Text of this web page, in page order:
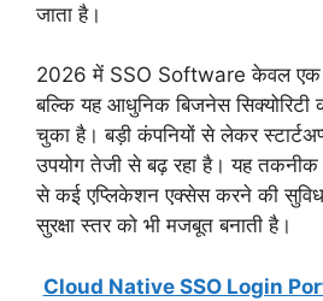
जाता है।
2026 में SSO Software केवल एक
बल्कि यह आधुनिक बिजनेस सिक्योरिटी
चुका है। बड़ी कंपनियों से लेकर
उपयोग तेजी से बढ़ रहा है। यह तकनीक
से कई एप्लिकेशन एक्सेस करने की
सुरक्षा स्तर को भी मजबूत बनाती है।
Cloud Native SSO Login